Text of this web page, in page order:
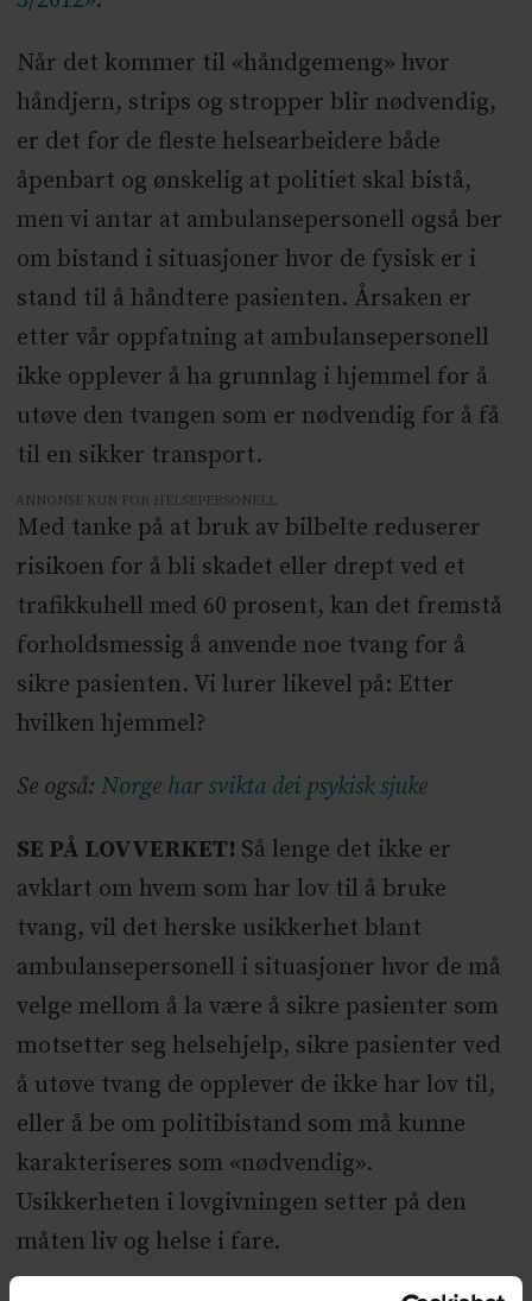
Når det kommer til «håndgemeng» hvor
håndjern, strips og stropper blir nødvendig,
er det for de fleste helsearbeidere både
åpenbart og ønskelig at politiet skal bistå,
men vi antar at ambulansepersonell også ber
om bistand i situasjoner hvor de fysisk er i
stand til å håndtere pasienten. Årsaken er
etter vår oppfatning at ambulansepersonell
ikke opplever å ha grunnlag i hjemmel for å
utøve den tvangen som er nødvendig for å få
til en sikker transport.
ANNONSE KUN FOR HELSEPERSONELL
Med tanke på at bruk av bilbelte reduserer
risikoen for å bli skadet eller drept ved et
trafikkuhell med 60 prosent, kan det fremstå
forholdsmessig å anvende noe tvang for å
sikre pasienten. Vi lurer likevel på: Etter
hvilken hjemmel?
Se også: Norge har svikta dei psykisk sjuke
SE PÅ LOVVERKET! Så lenge det ikke er
avklart om hvem som har lov til å bruke
tvang, vil det herske usikkerhet blant
ambulansepersonell i situasjoner hvor de må
velge mellom å la være å sikre pasienter som
motsetter seg helsehjelp, sikre pasienter ved
å utøve tvang de opplever de ikke har lov til,
eller å be om politibistand som må kunne
karakteriseres som «nødvendig».
Usikkerheten i lovgivningen setter på den
måten liv og helse i fare.